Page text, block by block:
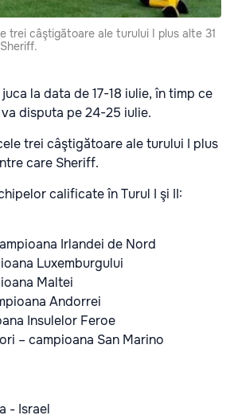
trei câştigătoare ale turului I plus alte 31
la data de 17-18 iulie, în timp ce
disputa pe 24-25 iulie.
trei câştigătoare ale turului I plus
care Sheriff.
calificate în Turul I şi II:
Irlandei de Nord
Luxemburgului
Maltei
Andorrei
Insulelor Feroe
– campioana San Marino
- Israel